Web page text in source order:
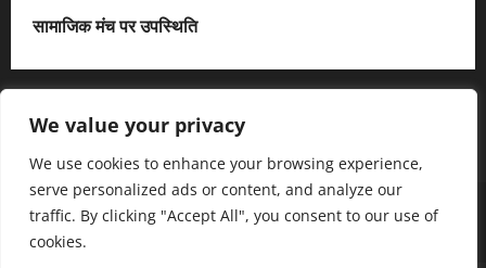
We value your privacy
We use cookies to enhance your browsing experience,
serve personalized ads or content, and analyze our
traffic. By clicking "Accept All", you consent to our use of
cookies.
सामाजिक मंच पर उपस्थिति
X
हमसे जुड़ें
आधिकारिक नीति पृष्ठ (Privacy Policy)